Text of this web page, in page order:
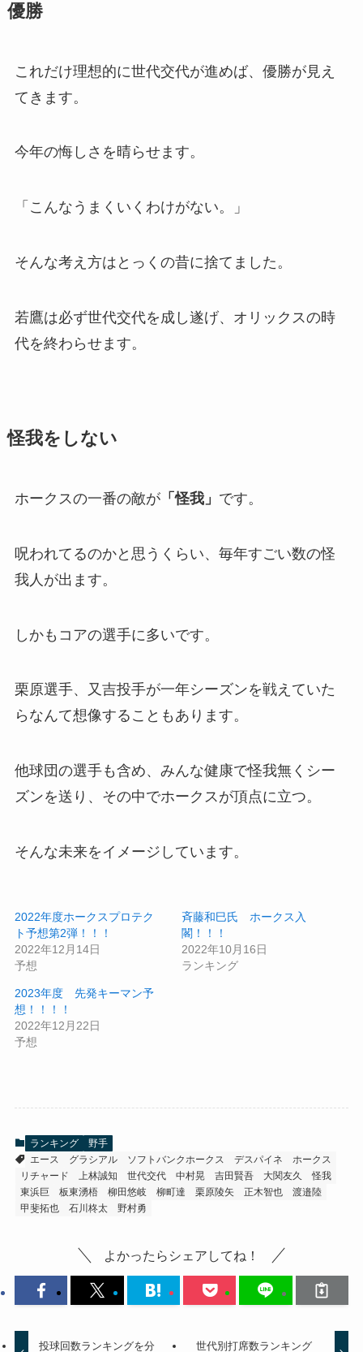
優勝
これだけ理想的に世代交代が進めば、優勝が見え
てきます。
今年の悔しさを晴らせます。
「こんなうまくいくわけがない。」
そんな考え方はとっくの昔に捨てました。
若鷹は必ず世代交代を成し遂げ、オリックスの時
代を終わらせます。
怪我をしない
ホークスの一番の敵が「怪我」 です。
呪われてるのかと思うくらい、毎年すごい数の怪
我人が出ます。
しかもコアの選手に多いです。
栗原選手、又吉投手が一年シーズンを戦えていた
らなんて想像することもあります。
他球団の選手も含め、みんな健康で怪我無くシー
ズンを送り、その中でホークスが頂点に立つ。
そんな未来をイメージしています。
2022年度ホークスプロテク
ト予想第2弾！！！
2022年12月14日
予想
斉藤和巳氏 ホークス入
閣！！！
2022年10月16日
ランキング
2023年度 先発キーマン予
想！！！！
2022年12月22日
予想
ランキング
野手
エース
グラシアル ソフトバンクホークス デスパイネ
ホークス
リチャード
上林誠知 世代交代 中村晃 吉田賢吾 大関友久
怪我
東浜巨
板東湧梧 柳田悠岐 柳町達 栗原陵矢 正木智也
渡邉陸
甲斐拓也
石川柊太 野村勇
よかったらシェアしてね！
投球回数ランキングを分 世代別打席数ランキング